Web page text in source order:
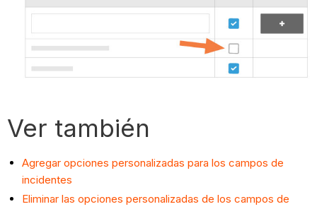
Ver también
Agregar opciones personalizadas para los campos de
incidentes
Eliminar las opciones personalizadas de los campos de